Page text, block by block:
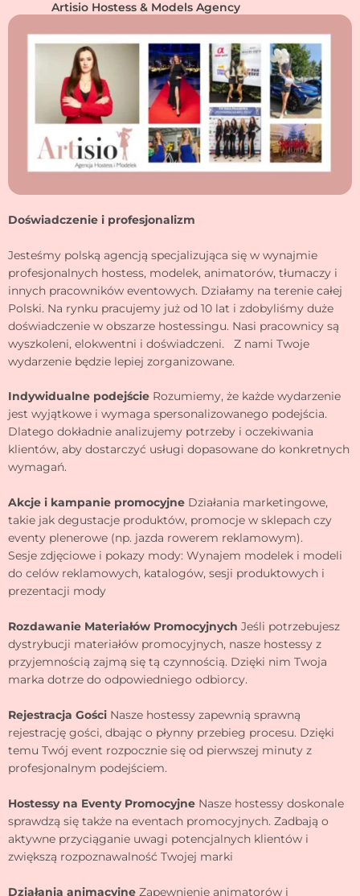
Artisio Hostess & Models Agency
Doświadczenie i profesjonalizm
Jesteśmy polską agencją specjalizująca się w wynajmie
profesjonalnych hostess, modelek, animatorów, tłumaczy i
innych pracowników eventowych. Działamy na terenie całej
Polski. Na rynku pracujemy już od 10 lat i zdobyliśmy duże
doświadczenie w obszarze hostessingu. Nasi pracownicy są
wyszkoleni, elokwentni i doświadczeni. Z nami Twoje
wydarzenie będzie lepiej zorganizowane.
Indywidualne podejście Rozumiemy, że każde wydarzenie
jest wyjątkowe i wymaga spersonalizowanego podejścia.
Dlatego dokładnie analizujemy potrzeby i oczekiwania
klientów, aby dostarczyć usługi dopasowane do konkretnych
wymagań.
Akcje i kampanie promocyjne Działania marketingowe,
takie jak degustacje produktów, promocje w sklepach czy
eventy plenerowe (np. jazda rowerem reklamowym).
Sesje zdjęciowe i pokazy mody: Wynajem modelek i modeli
do celów reklamowych, katalogów, sesji produktowych i
prezentacji mody
Rozdawanie Materiałów Promocyjnych Jeśli potrzebujesz
dystrybucji materiałów promocyjnych, nasze hostessy z
przyjemnością zajmą się tą czynnością. Dzięki nim Twoja
marka dotrze do odpowiedniego odbiorcy.
Rejestracja Gości Nasze hostessy zapewnią sprawną
rejestrację gości, dbając o płynny przebieg procesu. Dzięki
temu Twój event rozpocznie się od pierwszej minuty z
profesjonalnym podejściem.
Hostessy na Eventy Promocyjne Nasze hostessy doskonale
sprawdzą się także na eventach promocyjnych. Zadbają o
aktywne przyciąganie uwagi potencjalnych klientów i
zwiększą rozpoznawalność Twojej marki
Działania animacyjne Zapewnienie animatorów i